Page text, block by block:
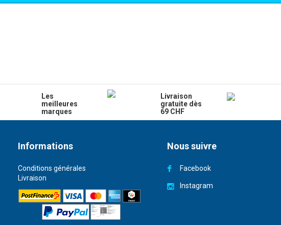
Les
meilleures
marques
Livraison
gratuite dès
69 CHF
Informations
Conditions générales
Livraison
Nous suivre
Facebook
Instagram